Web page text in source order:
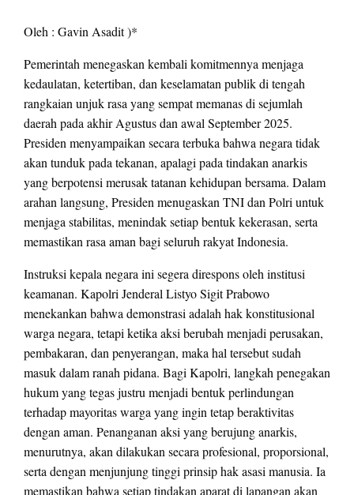
Oleh : Gavin Asadit )*
Pemerintah menegaskan kembali komitmennya menjaga
kedaulatan, ketertiban, dan keselamatan publik di tengah
rangkaian unjuk rasa yang sempat memanas di sejumlah
daerah pada akhir Agustus dan awal September 2025.
Presiden menyampaikan secara terbuka bahwa negara tidak
akan tunduk pada tekanan, apalagi pada tindakan anarkis
yang berpotensi merusak tatanan kehidupan bersama. Dalam
arahan langsung, Presiden menugaskan TNI dan Polri untuk
menjaga stabilitas, menindak setiap bentuk kekerasan, serta
memastikan rasa aman bagi seluruh rakyat Indonesia.
Instruksi kepala negara ini segera direspons oleh institusi
keamanan. Kapolri Jenderal Listyo Sigit Prabowo
menekankan bahwa demonstrasi adalah hak konstitusional
warga negara, tetapi ketika aksi berubah menjadi perusakan,
pembakaran, dan penyerangan, maka hal tersebut sudah
masuk dalam ranah pidana. Bagi Kapolri, langkah penegakan
hukum yang tegas justru menjadi bentuk perlindungan
terhadap mayoritas warga yang ingin tetap beraktivitas
dengan aman. Penanganan aksi yang berujung anarkis,
menurutnya, akan dilakukan secara profesional, proporsional,
serta dengan menjunjung tinggi prinsip hak asasi manusia. Ia
memastikan bahwa setiap tindakan aparat di lapangan akan